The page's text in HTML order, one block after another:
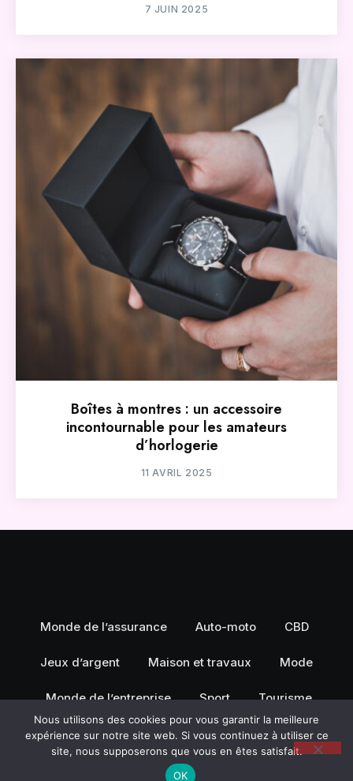
7 JUIN 2025
Boîtes à montres : un accessoire
incontournable pour les amateurs
d’horlogerie
11 AVRIL 2025
Monde de l’assurance Auto-moto CBD
Jeux d’argent Maison et travaux Mode
Monde de l’entreprise Sport Tourisme
Nous utilisons des cookies pour vous garantir la meilleure
expérience sur notre site web. Si vous continuez à utiliser ce
site, nous supposerons que vous en êtes satisfait.
OK